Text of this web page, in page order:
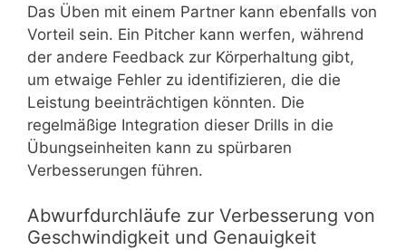
Das Üben mit einem Partner kann ebenfalls von
Vorteil sein. Ein Pitcher kann werfen, während
der andere Feedback zur Körperhaltung gibt,
um etwaige Fehler zu identifizieren, die die
Leistung beeinträchtigen könnten. Die
regelmäßige Integration dieser Drills in die
Übungseinheiten kann zu spürbaren
Verbesserungen führen.
Abwurfdurchläufe zur Verbesserung von
Geschwindigkeit und Genauigkeit